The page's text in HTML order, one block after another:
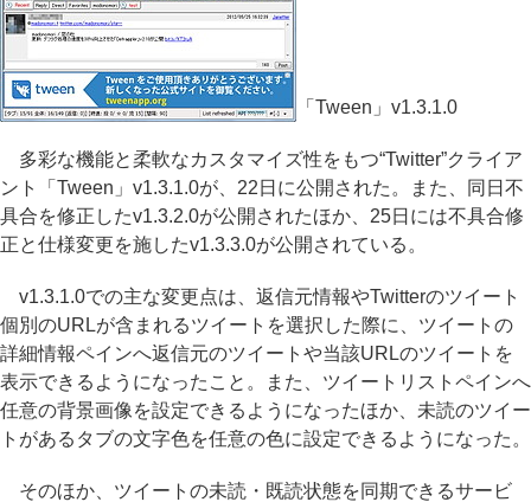
「Tween」v1.3.1.0
多彩な機能と柔軟なカスタマイズ性をもつ“Twitter”クライア
ント「Tween」v1.3.1.0が、22日に公開された。また、同日不
具合を修正したv1.3.2.0が公開されたほか、25日には不具合修
正と仕様変更を施したv1.3.3.0が公開されている。
v1.3.1.0での主な変更点は、返信元情報やTwitterのツイート
個別のURLが含まれるツイートを選択した際に、ツイートの
詳細情報ペインへ返信元のツイートや当該URLのツイートを
表示できるようになったこと。また、ツイートリストペインへ
任意の背景画像を設定できるようになったほか、未読のツイー
トがあるタブの文字色を任意の色に設定できるようになった。
そのほか、ツイートの未読・既読状態を同期できるサービ